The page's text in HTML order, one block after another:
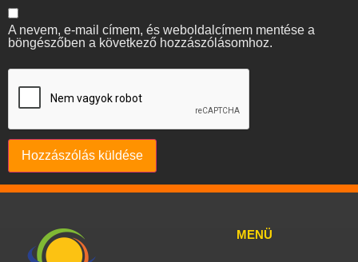
A nevem, e-mail címem, és weboldalcímem mentése a
böngészőben a következő hozzászólásomhoz.
MENÜ